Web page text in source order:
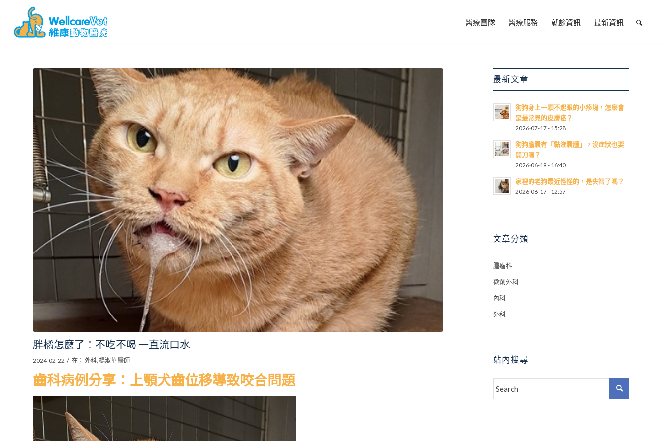
醫療團隊 醫療服務 就診資訊 最新資訊
胖橘怎麼了：不吃不喝 一直流口水
2024-02-22 / 在： 外科 楊淑華 醫師
齒科病例分享：上顎犬齒位移導致咬合問題
最新文章
狗狗身上一顆不起眼的小疹塊，怎麼會
是最常見的皮膚癌？
2026-07-17 - 15:28
狗狗膽囊有「黏液囊腫」，沒症狀也要
開刀嗎？
2026-06-19 - 16:40
家裡的老狗最近怪怪的，是失智了嗎？
2026-06-17 - 12:57
文章分類
腫瘤科
微創外科
內科
外科
站內搜尋